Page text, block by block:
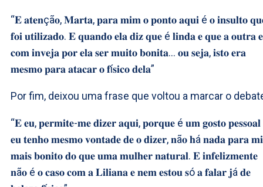
“𝐄 𝐚𝐭𝐞𝐧çã𝐨, 𝐌𝐚𝐫𝐭𝐚, 𝐩𝐚𝐫𝐚 𝐦𝐢𝐦 𝐨 𝐩𝐨𝐧𝐭𝐨 𝐚𝐪𝐮𝐢 é 𝐨 𝐢𝐧𝐬𝐮𝐥𝐭𝐨
𝐟𝐨𝐢 𝐮𝐭𝐢𝐥𝐢𝐳𝐚𝐝𝐨. 𝐄 𝐪𝐮𝐚𝐧𝐝𝐨 𝐞𝐥𝐚 𝐝𝐢𝐳 𝐪𝐮𝐞 é 𝐥𝐢𝐧𝐝𝐚 𝐞 𝐪𝐮𝐞 𝐚 𝐨𝐮𝐭𝐫𝐚
𝐜𝐨𝐦 𝐢𝐧𝐯𝐞𝐣𝐚 𝐩𝐨𝐫 𝐞𝐥𝐚 𝐬𝐞𝐫 𝐦𝐮𝐢𝐭𝐨 𝐛𝐨𝐧𝐢𝐭𝐚… 𝐨𝐮 𝐬𝐞𝐣𝐚, 𝐢𝐬𝐭𝐨 𝐞𝐫𝐚
𝐦𝐞𝐬𝐦𝐨 𝐩𝐚𝐫𝐚 𝐚𝐭𝐚𝐜𝐚𝐫 𝐨 𝐟í𝐬𝐢𝐜𝐨 𝐝𝐞𝐥𝐚”
Por fim, deixou uma frase que voltou a marcar o
“𝐄 𝐞𝐮, 𝐩𝐞𝐫𝐦𝐢𝐭𝐞-𝐦𝐞 𝐝𝐢𝐳𝐞𝐫 𝐚𝐪𝐮𝐢, 𝐩𝐨𝐫𝐪𝐮𝐞 é 𝐮𝐦 𝐠𝐨𝐬𝐭𝐨 𝐩𝐞𝐬𝐬𝐨𝐚𝐥
𝐞𝐮 𝐭𝐞𝐧𝐡𝐨 𝐦𝐞𝐬𝐦𝐨 𝐯𝐨𝐧𝐭𝐚𝐝𝐞 𝐝𝐞 𝐨 𝐝𝐢𝐳𝐞𝐫, 𝐧ã𝐨 𝐡á 𝐧𝐚𝐝𝐚 𝐩𝐚𝐫𝐚
𝐦𝐚𝐢𝐬 𝐛𝐨𝐧𝐢𝐭𝐨 𝐝𝐨 𝐪𝐮𝐞 𝐮𝐦𝐚 𝐦𝐮𝐥𝐡𝐞𝐫 𝐧𝐚𝐭𝐮𝐫𝐚𝐥. 𝐄 𝐢𝐧𝐟𝐞𝐥𝐢𝐳𝐦𝐞𝐧𝐭𝐞
𝐧ã𝐨 é 𝐨 𝐜𝐚𝐬𝐨 𝐜𝐨𝐦 𝐚 𝐋𝐢𝐥𝐢𝐚𝐧𝐚 𝐞 𝐧𝐞𝐦 𝐞𝐬𝐭𝐨𝐮 𝐬ó 𝐚 𝐟𝐚𝐥𝐚𝐫 𝐣á 𝐝𝐞